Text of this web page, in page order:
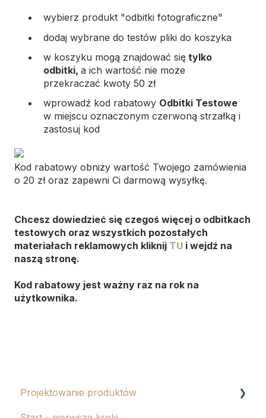
wybierz produkt "odbitki fotograficzne"
dodaj wybrane do testów pliki do koszyka
w koszyku mogą znajdować się tylko
odbitki, a ich wartość nie może
przekraczać kwoty 50 zł
wprowadź kod rabatowy Odbitki Testowe
w miejscu oznaczonym czerwoną strzałką i
zastosuj kod
Kod rabatowy obniży wartość Twojego zamówienia
o 20 zł oraz zapewni Ci darmową wysyłkę.
Chcesz dowiedzieć się czegoś więcej o odbitkach
testowych oraz wszystkich pozostałych
materiałach reklamowych kliknij TU i wejdź na
naszą stronę.
Kod rabatowy jest ważny raz na rok na
użytkownika.
Projektowanie produktów